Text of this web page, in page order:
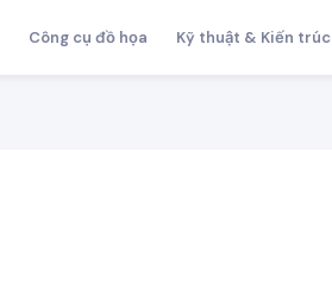
Công cụ đồ họa Kỹ thuật & Kiến trúc